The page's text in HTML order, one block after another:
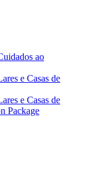
ao
e Casas de
e Casas de
Package